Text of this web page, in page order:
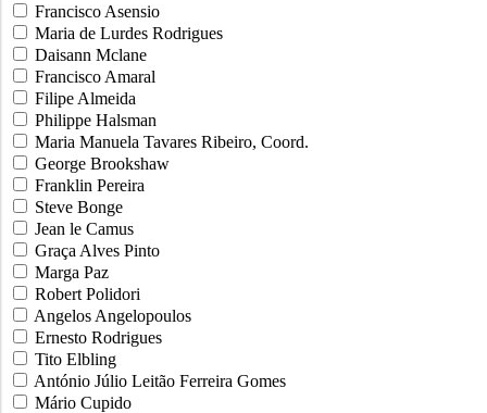
Francisco Asensio
Maria de Lurdes Rodrigues
Daisann Mclane
Francisco Amaral
Filipe Almeida
Philippe Halsman
Maria Manuela Tavares Ribeiro, Coord.
George Brookshaw
Franklin Pereira
Steve Bonge
Jean le Camus
Graça Alves Pinto
Marga Paz
Robert Polidori
Angelos Angelopoulos
Ernesto Rodrigues
Tito Elbling
António Júlio Leitão Ferreira Gomes
Mário Cupido